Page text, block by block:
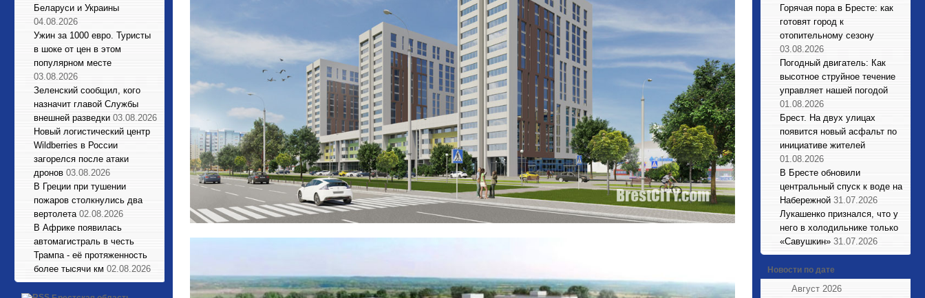
Беларуси и Украины
04.08.2026
Ужин за 1000 евро. Туристы
в шоке от цен в этом
популярном месте
03.08.2026
Зеленский сообщил, кого
назначит главой Службы
внешней разведки 03.08.2026
Новый логистический центр
Wildberries в России
загорелся после атаки
дронов 03.08.2026
В Греции при тушении
пожаров столкнулись два
вертолета 02.08.2026
В Африке появилась
автомагистраль в честь
Трампа - её протяженность
более тысячи км 02.08.2026
Горячая пора в Бресте: как
готовят город к
отопительному сезону
03.08.2026
Погодный двигатель: Как
высотное струйное течение
управляет нашей погодой
01.08.2026
Брест. На двух улицах
появится новый асфальт по
инициативе жителей
01.08.2026
В Бресте обновили
центральный спуск к воде на
Набережной 31.07.2026
Лукашенко признался, что у
него в холодильнике только
«Савушкин» 31.07.2026
Новости по дате
Август 2026